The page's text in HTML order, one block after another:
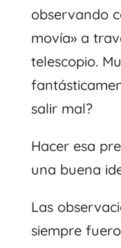
observando
movía» a
telescopio.
salir mal?
Hacer esa
una buena
Las
siempre